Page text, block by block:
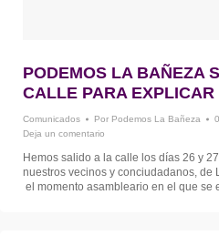
PODEMOS LA BAÑEZA
CALLE PARA
Comunicados Por Podemos La Bañeza
Deja un comentario
Hemos salido a la calle los días 26 y
nuestros vecinos y conciudadanos, de
el momento asambleario en el que se